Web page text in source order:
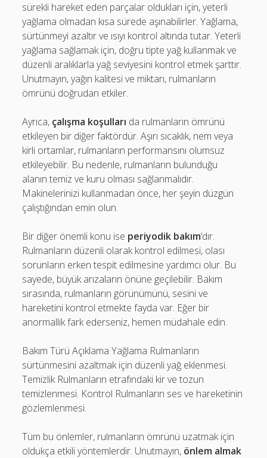
sürekli hareket eden parçalar oldukları için, yeterli
yağlama olmadan kısa sürede aşınabilirler. Yağlama,
sürtünmeyi azaltır ve ısıyı kontrol altında tutar. Yeterli
yağlama sağlamak için, doğru tipte yağ kullanmak ve
düzenli aralıklarla yağ seviyesini kontrol etmek şarttır.
Unutmayın, yağın kalitesi ve miktarı, rulmanların
ömrünü doğrudan etkiler.
Ayrıca, çalışma koşulları da rulmanların ömrünü
etkileyen bir diğer faktördür. Aşırı sıcaklık, nem veya
kirli ortamlar, rulmanların performansını olumsuz
etkileyebilir. Bu nedenle, rulmanların bulunduğu
alanın temiz ve kuru olması sağlanmalıdır.
Makinelerinizi kullanmadan önce, her şeyin düzgün
çalıştığından emin olun.
Bir diğer önemli konu ise periyodik bakım‘dır.
Rulmanların düzenli olarak kontrol edilmesi, olası
sorunların erken tespit edilmesine yardımcı olur. Bu
sayede, büyük arızaların önüne geçilebilir. Bakım
sırasında, rulmanların görünümünü, sesini ve
hareketini kontrol etmekte fayda var. Eğer bir
anormallik fark ederseniz, hemen müdahale edin.
Bakım Türü Açıklama Yağlama Rulmanların
sürtünmesini azaltmak için düzenli yağ eklenmesi.
Temizlik Rulmanların etrafındaki kir ve tozun
temizlenmesi. Kontrol Rulmanların ses ve hareketinin
gözlemlenmesi.
Tüm bu önlemler, rulmanların ömrünü uzatmak için
oldukça etkili yöntemlerdir. Unutmayın, önlem almak